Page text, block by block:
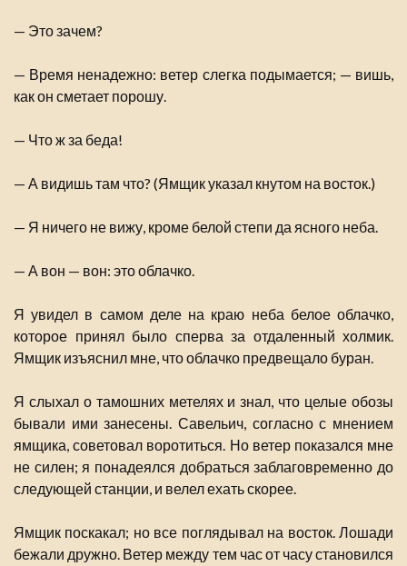
— Это зачем?
— Время ненадежно: ветер слегка подымается; — вишь,
как он сметает порошу.
— Что ж за беда!
— А видишь там что? (Ямщик указал кнутом на восток.)
— Я ничего не вижу, кроме белой степи да ясного неба.
— А вон — вон: это облачко.
Я увидел в самом деле на краю неба белое облачко,
которое принял было сперва за отдаленный холмик.
Ямщик изъяснил мне, что облачко предвещало буран.
Я слыхал о тамошних метелях и знал, что целые обозы
бывали ими занесены. Савельич, согласно с мнением
ямщика, советовал воротиться. Но ветер показался мне
не силен; я понадеялся добраться заблаговременно до
следующей станции, и велел ехать скорее.
Ямщик поскакал; но все поглядывал на восток. Лошади
бежали дружно. Ветер между тем час от часу становился